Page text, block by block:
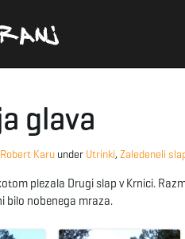
glava
Robert Karu under Utrinki, Zaledeneli
plezala Drugi slap v Krnici.
bilo nobenega mraza.